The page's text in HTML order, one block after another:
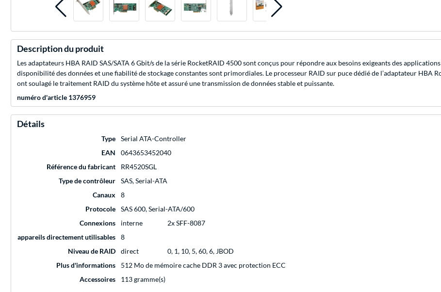
Description du produit
Les adaptateurs HBA RAID SAS/SATA 6 Gbit/s de la série RocketRAID 4500 sont conçus pour répondre aux besoins exigeants des
disponibilité des données et une fiabilité de stockage constantes sont primordiales. Le processeur RAID sur puce dédié de l’adaptateur HBA
ont soulagé le traitement RAID du système hôte et assuré une transmission de données stable et puissante.
numéro d'article 1376959
Détails
Type
Serial ATA-Controller
EAN
0643653452040
Référence du fabricant
RR4520SGL
Type de contrôleur
SAS, Serial-ATA
Canaux
8
Protocole
SAS 600, Serial-ATA/600
Connexions
interne
2x SFF-8087
appareils directement utilisables
8
Niveau de RAID
direct
0, 1, 10, 5, 60, 6, JBOD
Plus d'informations
512 Mo de mémoire cache DDR 3 avec protection ECC
Accessoires
113 gramme(s)